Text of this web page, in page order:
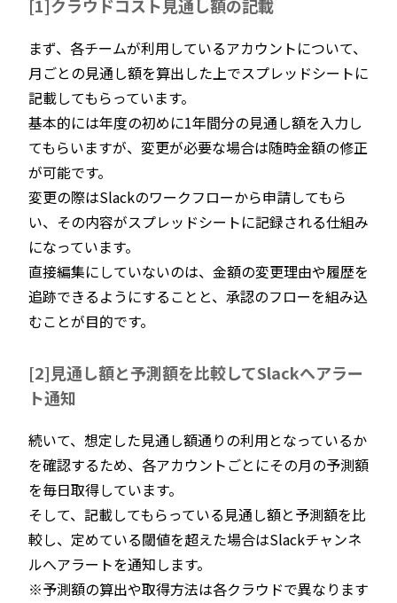
[1]クラウドコスト見通し額の記載
まず、各チームが利用しているアカウントについて、
月ごとの見通し額を算出した上でスプレッドシートに
記載してもらっています。
基本的には年度の初めに1年間分の見通し額を入力し
てもらいますが、変更が必要な場合は随時金額の修正
が可能です。
変更の際はSlackのワークフローから申請してもら
い、その内容がスプレッドシートに記録される仕組み
になっています。
直接編集にしていないのは、金額の変更理由や履歴を
追跡できるようにすることと、承認のフローを組み込
むことが目的です。
[2]見通し額と予測額を比較してSlackへアラー
ト通知
続いて、想定した見通し額通りの利用となっているか
を確認するため、各アカウントごとにその月の予測額
を毎日取得しています。
そして、記載してもらっている見通し額と予測額を比
較し、定めている閾値を超えた場合はSlackチャンネ
ルへアラートを通知します。
※予測額の算出や取得方法は各クラウドで異なります